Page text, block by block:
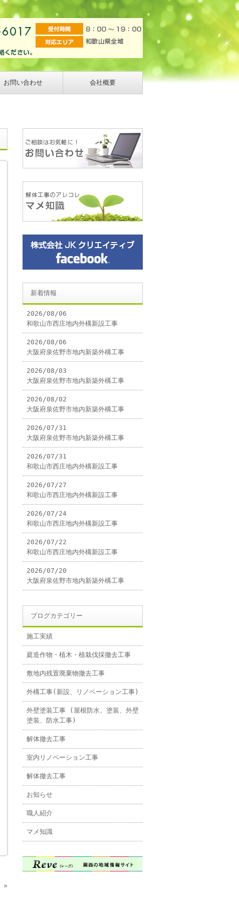
お問い合わせ 会社概要
»
新着情報
2026/08/06
和歌山市西庄地内外構新設工事
2026/08/06
大阪府泉佐野市地内新築外構工事
2026/08/03
大阪府泉佐野市地内新築外構工事
2026/08/02
大阪府泉佐野市地内新築外構工事
2026/07/31
大阪府泉佐野市地内新築外構工事
2026/07/31
和歌山市西庄地内外構新設工事
2026/07/27
和歌山市西庄地内外構新設工事
2026/07/24
和歌山市西庄地内外構新設工事
2026/07/22
和歌山市西庄地内外構新設工事
2026/07/20
大阪府泉佐野市地内新築外構工事
ブログカテゴリー
施工実績
庭造作物・植木・植栽伐採撤去工事
敷地内残置廃棄物撤去工事
外構工事(新設、リノベーション工事)
外壁塗装工事 (屋根防水、塗装、外壁
塗装、防水工事)
解体撤去工事
室内リノベーション工事
解体撤去工事
お知らせ
職人紹介
マメ知識